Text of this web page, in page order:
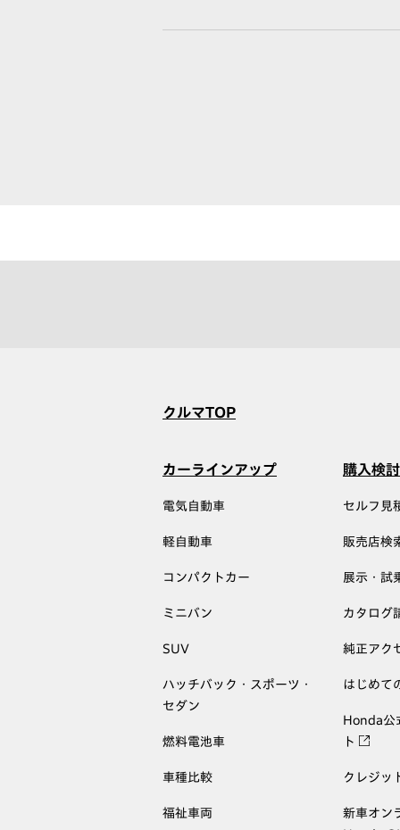
クルマTOP
カーラインアップ
電気自動車
軽自動車
コンパクトカー
ミニバン
SUV
ハッチバック・スポーツ・
セダン
燃料電池車
車種比較
福祉車両
購入検
セルフ見
販売店検
展示・試
カタログ
純正アク
はじめて
Honda公
ト
クレジッ
新車オン